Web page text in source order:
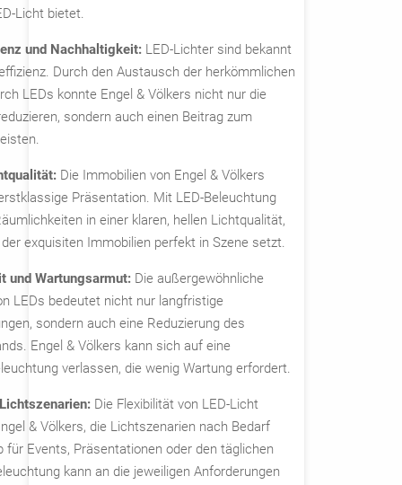
Licht bietet.
und Nachhaltigkeit: LED-Lichter sind bekannt
Durch den Austausch der herkömmlichen
LEDs konnte Engel & Völkers nicht nur die
sondern auch einen Beitrag zum
Die Immobilien von Engel & Völkers
Präsentation. Mit LED-Beleuchtung
in einer klaren, hellen Lichtqualität,
exquisiten Immobilien perfekt in Szene setzt.
und Wartungsarmut: Die außergewöhnliche
LEDs bedeutet nicht nur langfristige
sondern auch eine Reduzierung des
Engel & Völkers kann sich auf eine
verlassen, die wenig Wartung erfordert.
Die Flexibilität von LED-Licht
& Völkers, die Lichtszenarien nach Bedarf
für Events, Präsentationen oder den täglichen
kann an die jeweiligen Anforderungen